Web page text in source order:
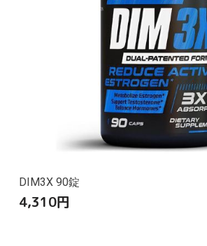
DIM3X 90錠
4,310円